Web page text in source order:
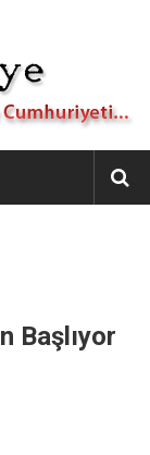
Başlıyor